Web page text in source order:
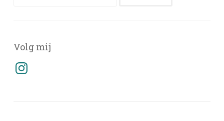
Volg mij
Instagram